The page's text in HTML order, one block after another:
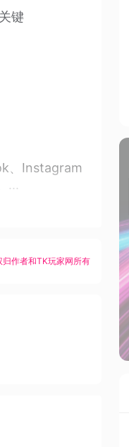
键
、Instagram
...
归作者和TK玩家网所有